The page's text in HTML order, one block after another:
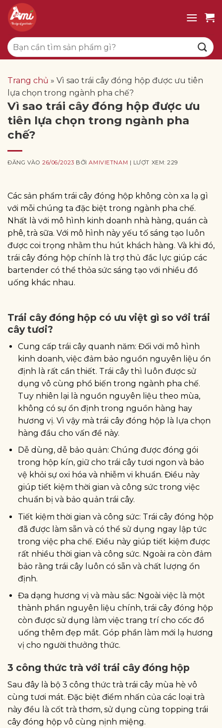
qua
dung
Tìm
kiếm:
Trang chủ » Vì sao trái cây đóng hộp được ưu tiên
lựa chọn trong ngành pha chế?
Vì sao trái cây đóng hộp được ưu
tiên lựa chọn trong ngành pha
chế?
ĐĂNG VÀO26/06/2023 BỞIAMIVIETNAM | LƯỢT XEM: 229
Các sản phẩm trái cây đóng hộp không còn xa lạ gì
với mỗi chúng ta đặc biệt trong ngành pha chế.
Nhất là với mô hình kinh doanh nhà hàng, quán cà
phê, trà sữa. Với mô hình này yếu tố sáng tạo luôn
được coi trọng nhằm thu hút khách hàng. Và khi đó,
trái cây đóng hộp chính là trợ thủ đắc lực giúp các
bartender có thể thỏa sức sáng tạo với nhiều đồ
uống khác nhau.
Trái cây đóng hộp có ưu việt gì so với trái
cây tươi?
Cung cấp trái cây quanh năm: Đối với mô hình
kinh doanh, việc đảm bảo nguồn nguyên liệu ổn
định là rất cần thiết. Trái cây thì luôn được sử
dụng vô cùng phổ biến trong ngành pha chế.
Tuy nhiên lại là nguồn nguyên liệu theo mùa,
không có sự ổn định trong nguồn hàng hay
hương vị. Vì vậy mà trái cây đóng hộp là lựa chọn
hàng đầu cho vấn đề này.
Dễ dùng, dễ bảo quản: Chúng được đóng gói
trong hộp kín, giữ cho trái cây tươi ngon và bảo
vệ khỏi sự oxi hóa và nhiễm vi khuẩn. Điều này
giúp tiết kiệm thời gian và công sức trong việc
chuẩn bị và bảo quản trái cây.
Tiết kiệm thời gian và công sức: Trái cây đóng hộp
đã được làm sẵn và có thể sử dụng ngay lập tức
trong việc pha chế. Điều này giúp tiết kiệm được
rất nhiều thời gian và công sức. Ngoài ra còn đảm
bảo rằng trái cây luôn có sẵn và chất lượng ổn
định.
Đa dạng hương vị và màu sắc: Ngoài việc là một
thành phần nguyên liệu chính, trái cây đóng hộp
còn được sử dụng làm việc trang trí cho cốc đồ
uống thêm đẹp mắt. Góp phần làm mới lạ hương
vị cho người thưởng thức.
3 công thức trà với trái cây đóng hộp
Sau đây là bộ 3 công thức trà trái cây mùa hè vô
cùng tươi mát. Đặc biệt điểm nhấn của các loại trà
này đều là cốt trà thơm, sử dụng cùng topping trái
cây đóng hộp vô cùng nịnh miệng.